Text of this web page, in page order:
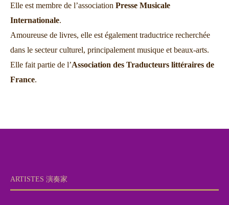
Elle est membre de l’association Presse Musicale
Internationale.
Amoureuse de livres, elle est également traductrice recherchée
dans le secteur culturel, principalement musique et beaux-arts.
Elle fait partie de l’Association des Traducteurs littéraires de
France.
ARTISTES 演奏家